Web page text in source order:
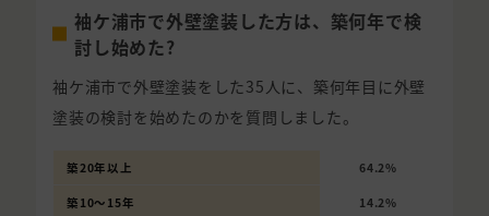
袖ケ浦市で外壁塗装した方は、築何年で検
討し始めた?
袖ケ浦市で外壁塗装をした35人に、築何年目に外壁
塗装の検討を始めたのかを質問しました。
築20年以上 64.2%
築10〜15年 14.2%